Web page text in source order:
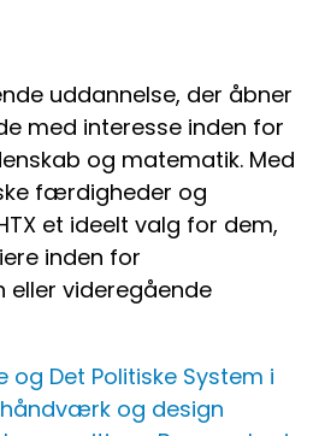
uddannelse, der åbner
med interesse inden for
og matematik. Med
færdigheder og
et ideelt valg for dem,
inden for
eller videregående
og Det Politiske System i
og design